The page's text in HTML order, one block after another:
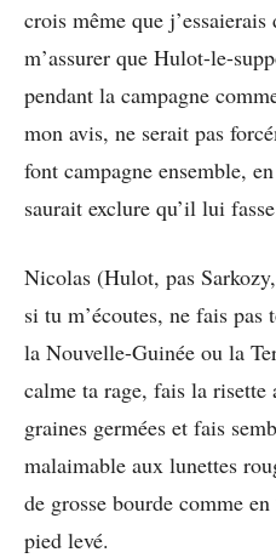
crois même que
m’assurer que Hulot-le-
pendant la campagne
mon avis, ne serait pas
font campagne ensemble,
saurait exclure qu’il lui
Nicolas (Hulot, pas
si tu m’écoutes, ne fais
la Nouvelle-Guinée ou la
calme ta rage, fais la
graines germées et fais
malaimable aux lunettes
de grosse bourde comme
pied levé.